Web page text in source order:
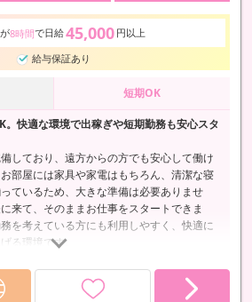
8時間で日給45,000 円以上
給与保証あり
短期OK
。快適な環境で出稼ぎや短期勤務も安心スタ
しており、遠方からの方でも安心して働け
部屋には家具や家電はもちろん、清潔な寝
ているため、大きな準備は必要ありませ
来て、そのままお仕事をスタートできま
を考えている方にも利用しやすく、快適に
る環境です。